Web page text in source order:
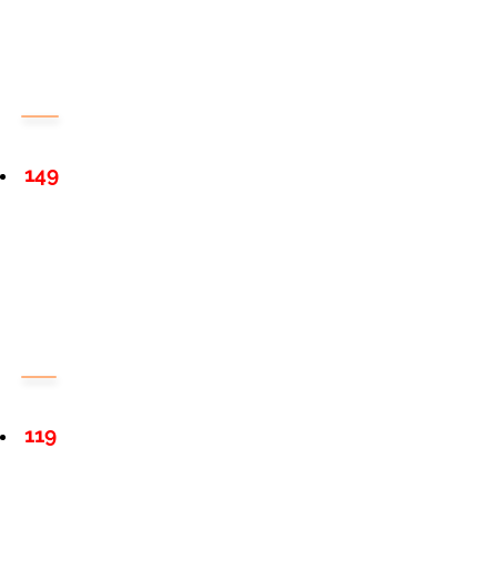
149
119